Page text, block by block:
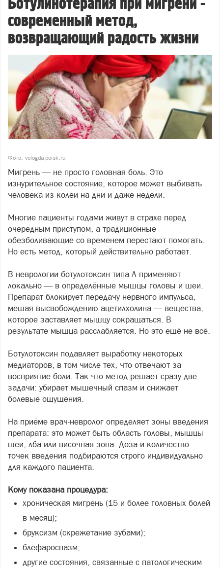
Ботулинотерапия при мигрени -
современный метод,
возвращающий радость жизни
Фото: vologda-poisk.ru
Мигрень — не просто головная боль. Это
изнурительное состояние, которое может выбивать
человека из колеи на дни и даже недели.
Многие пациенты годами живут в страхе перед
очередным приступом, а традиционные
обезболивающие со временем перестают помогать.
Но есть метод, который действительно работает.
В неврологии ботулотоксин типа А применяют
локально — в определённые мышцы головы и шеи.
Препарат блокирует передачу нервного импульса,
мешая высвобождению ацетилхолина — вещества,
которое заставляет мышцу сокращаться. В
результате мышца расслабляется. Но это ещё не всё.
Ботулотоксин подавляет выработку некоторых
медиаторов, в том числе тех, что отвечают за
восприятие боли. Так что метод решает сразу две
задачи: убирает мышечный спазм и снижает
болевые ощущения.
На приёме врач-невролог определяет зоны введения
препарата: это может быть область головы, мышцы
шеи, лба или височная зона. Доза и количество
точек введения подбираются строго индивидуально
для каждого пациента.
Кому показана процедура:
хроническая мигрень (15 и более головных болей
в месяц);
бруксизм (скрежетание зубами);
блефароспазм;
другие состояния, связанные с патологическим